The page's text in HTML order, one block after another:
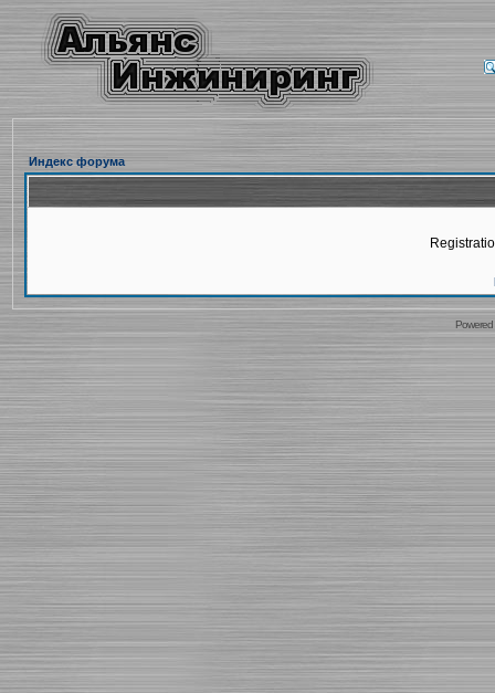
Индекс форума